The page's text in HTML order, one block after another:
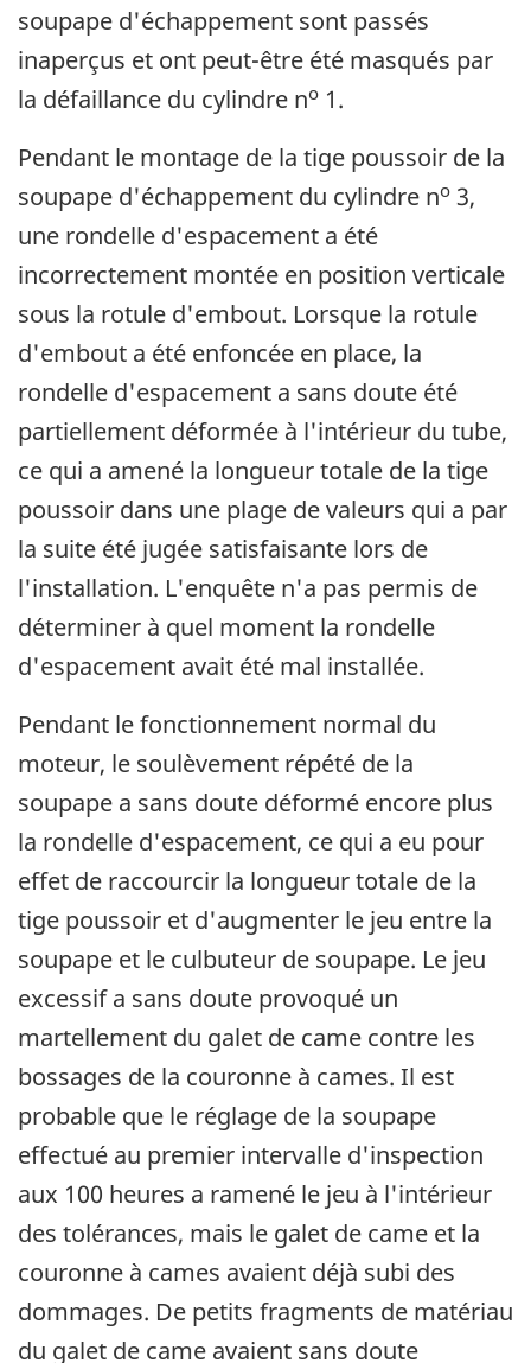
soupape d'échappement sont passés
inaperçus et ont peut-être été masqués par
la défaillance du cylindre no 1.
Pendant le montage de la tige poussoir de la
soupape d'échappement du cylindre no 3,
une rondelle d'espacement a été
incorrectement montée en position verticale
sous la rotule d'embout. Lorsque la rotule
d'embout a été enfoncée en place, la
rondelle d'espacement a sans doute été
partiellement déformée à l'intérieur du tube,
ce qui a amené la longueur totale de la tige
poussoir dans une plage de valeurs qui a par
la suite été jugée satisfaisante lors de
l'installation. L'enquête n'a pas permis de
déterminer à quel moment la rondelle
d'espacement avait été mal installée.
Pendant le fonctionnement normal du
moteur, le soulèvement répété de la
soupape a sans doute déformé encore plus
la rondelle d'espacement, ce qui a eu pour
effet de raccourcir la longueur totale de la
tige poussoir et d'augmenter le jeu entre la
soupape et le culbuteur de soupape. Le jeu
excessif a sans doute provoqué un
martellement du galet de came contre les
bossages de la couronne à cames. Il est
probable que le réglage de la soupape
effectué au premier intervalle d'inspection
aux 100 heures a ramené le jeu à l'intérieur
des tolérances, mais le galet de came et la
couronne à cames avaient déjà subi des
dommages. De petits fragments de matériau
du galet de came avaient sans doute